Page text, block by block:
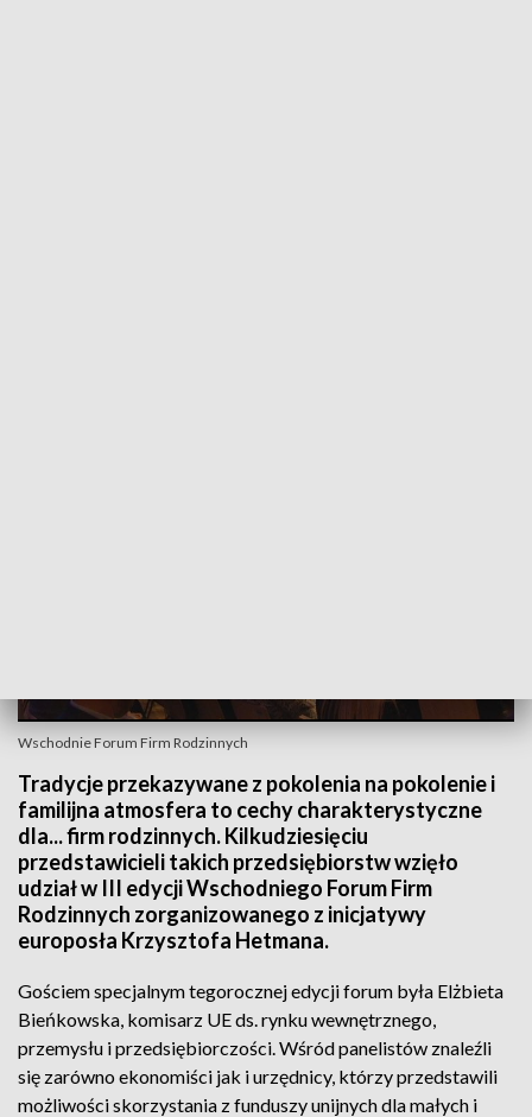
Wschodnie Forum Firm Rodzinnych
Tradycje przekazywane z pokolenia na pokolenie i
familijna atmosfera to cechy charakterystyczne
dla... firm rodzinnych. Kilkudziesięciu
przedstawicieli takich przedsiębiorstw wzięło
udział w III edycji Wschodniego Forum Firm
Rodzinnych zorganizowanego z inicjatywy
europosła Krzysztofa Hetmana.
Gościem specjalnym tegorocznej edycji forum była Elżbieta
Bieńkowska, komisarz UE ds. rynku wewnętrznego,
przemysłu i przedsiębiorczości. Wśród panelistów znaleźli
się zarówno ekonomiści jak i urzędnicy, którzy przedstawili
możliwości skorzystania z funduszy unijnych dla małych i